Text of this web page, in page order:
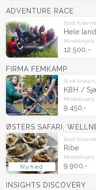
ADVENTURE RACE
Sted
Hele
Mindstepris
12.500,-
FIRMA FEMKAMP
Sted (Inde/
KBH /
Mindstepris
9.450,-
Nyhed
ØSTERS SAFARI,
Sted
Ribe
Mindstepris
9.900,-
INSIGHTS DISCOVERY